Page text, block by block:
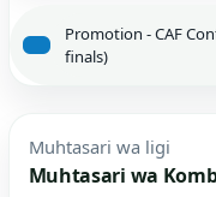
Promotion - CAF
finals)
Muhtasari wa ligi
Muhtasari wa